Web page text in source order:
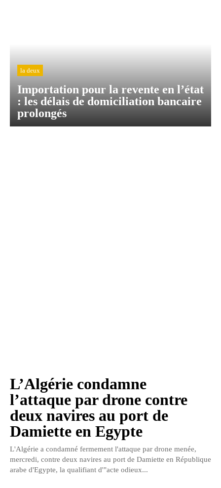
la deux
Importation pour la revente en l’état
: les délais de domiciliation bancaire
prolongés
L’Algérie condamne
l’attaque par drone contre
deux navires au port de
Damiette en Egypte
L'Algérie a condamné fermement l'attaque par drone menée,
mercredi, contre deux navires au port de Damiette en République
arabe d'Egypte, la qualifiant d'"acte odieux...